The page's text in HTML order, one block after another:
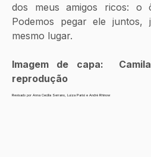
dos meus amigos ricos: o
Podemos pegar ele
mesmo lugar.
Imagem de capa:
reprodução
Revisado por Anna Cecília Serrano, Luiza Parisi e André Rhinow